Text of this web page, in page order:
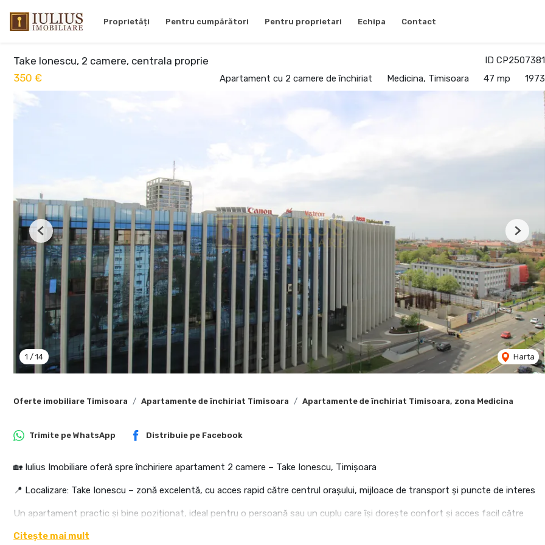
Proprietăți Pentru cumpărători Pentru proprietari Echipa Contact
ID CP2507381
Take Ionescu, 2 camere, centrala proprie
350 €
Apartament cu 2 camere de închiriat Medicina, Timisoara 47 mp 1973
1 / 14 Harta
Previous Next
Oferte imobiliare Timisoara Apartamente de închiriat Timisoara Apartamente de închiriat Timisoara, zona Medicina
Trimite pe WhatsApp Distribuie pe Facebook
🏡 Iulius Imobiliare oferă spre închiriere apartament 2 camere – Take Ionescu, Timișoara
📍 Localizare: Take Ionescu – zonă excelentă, cu acces rapid către centrul orașului, mijloace de transport și puncte de interes
Un apartament practic și bine poziționat, ideal pentru o persoană sau un cuplu care își dorește confort și acces facil către
Citește mai mult